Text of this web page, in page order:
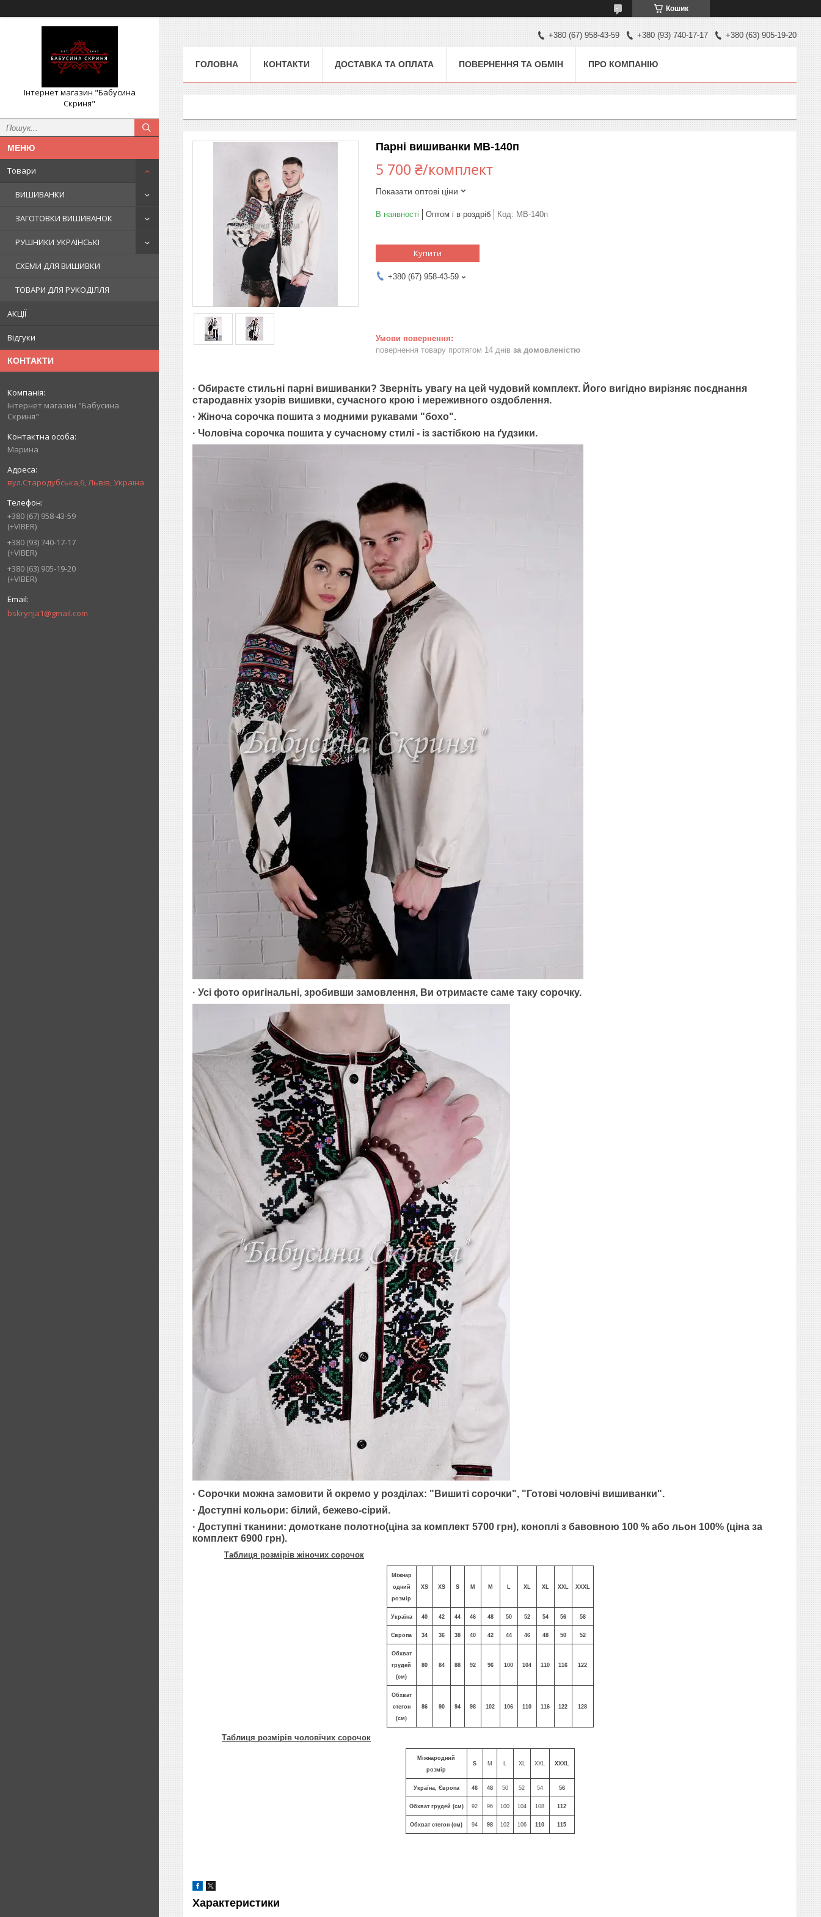
Кошик
Інтернет магазин "Бабусина
Скриня"
Товари
ВИШИВАНКИ
ЗАГОТОВКИ ВИШИВАНОК
РУШНИКИ УКРАЇНСЬКІ
СХЕМИ ДЛЯ ВИШИВКИ
ТОВАРИ ДЛЯ РУКОДІЛЛЯ
АКЦІЇ
Відгуки
КОНТАКТИ
Інтернет магазин "Бабусина
Скриня"
Марина
вул.Стародубська,6, Львів, Україна
+380 (67) 958-43-59
(+VIBER)
+380 (93) 740-17-17
(+VIBER)
+380 (63) 905-19-20
(+VIBER)
bskrynja1@gmail.com
+380 (67) 958-43-59 +380 (93) 740-17-17 +380 (63) 905-19-20
ГОЛОВНА КОНТАКТИ ДОСТАВКА ТА ОПЛАТА ПОВЕРНЕННЯ ТА ОБМІН ПРО КОМПАНІЮ
Парні вишиванки МВ-140п
5 700 ₴/комплект
Показати оптові ціни
В наявності Оптом і в роздріб Код: МВ-140п
Купити
+380 (67) 958-43-59
повернення товару протягом 14 днів за домовленістю
· Обираєте стильні парні вишиванки? Зверніть увагу на цей чудовий комплект. Його вигідно вирізняє поєднання
стародавніх узорів вишивки, сучасного крою і мереживного оздоблення.
· Жіноча сорочка пошита з модними рукавами "бохо".
· Чоловіча сорочка пошита у сучасному стилі - із застібкою на ґудзики.
· Усі фото оригінальні, зробивши замовлення, Ви отримаєте саме таку сорочку.
· Сорочки можна замовити й окремо у розділах: "Вишиті сорочки", "Готові чоловічі вишиванки".
· Доступні кольори: білий, бежево-сірий.
· Доступні тканини: домоткане полотно(ціна за комплект 5700 грн), коноплі з бавовною 100 % або льон 100% (ціна за
комплект 6900 грн).
Таблиця розмірів жіночих сорочок
Міжнар
одний
розмір
XS XS S M M XL XL XXL XXXL
Україна 40 42 44 46 48 50 52 54 56 58
Європа 34 36 38 40 42 44 46 48 50 52
Обхват
грудей
(см)
80 84 88 92 96 100 104 110 116 122
Обхват
стегон
(см)
86 90 94 98 102 106 110 116 122 128
Таблиця розмірів чоловічих сорочок
Міжнародний
розмір
S M XL XXL XXXL
Україна, Європа 46 48 50 52 54 56
Обхват грудей (см) 92 96 100 104 108 112
Обхват стегон (см) 94 98 102 106 110 115
Характеристики